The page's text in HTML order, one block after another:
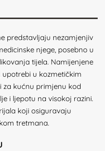
predstavljaju nezamjenjiv
njege, posebno u
tijela. Namijenjene
u kozmetičkim
za kućnu primjenu kod
i ljepotu na visokoj razini.
koji osiguravaju
tretmana.